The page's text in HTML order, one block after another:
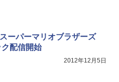
ーパーマリオブラザーズ
配信開始
2012年12月5日